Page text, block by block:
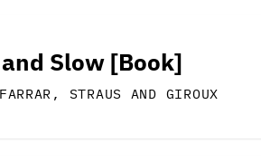
Slow [Book]
STRAUS AND GIROUX